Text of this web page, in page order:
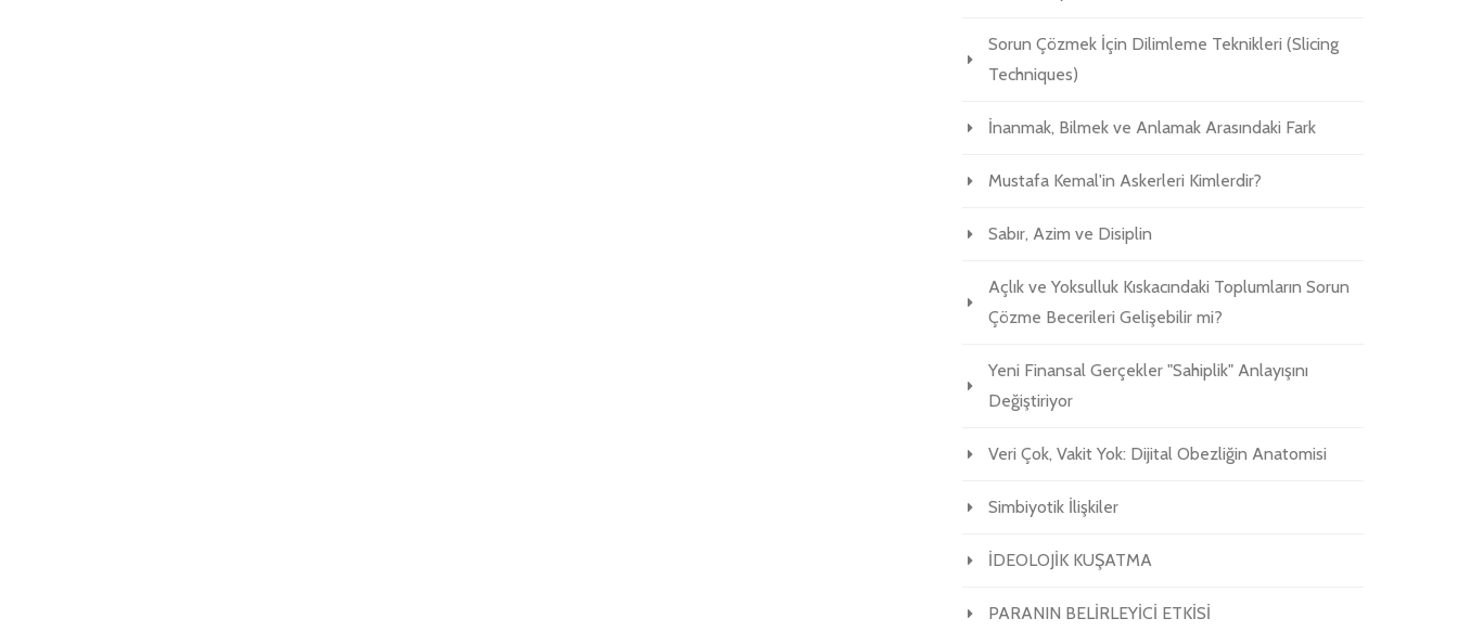
Sorun Çözmek İçin Dilimleme Teknikleri (Slicing
Techniques)
İnanmak, Bilmek ve Anlamak Arasındaki Fark
Mustafa Kemal'in Askerleri Kimlerdir?
Sabır, Azim ve Disiplin
Açlık ve Yoksulluk Kıskacındaki Toplumların Sorun
Çözme Becerileri Gelişebilir mi?
Yeni Finansal Gerçekler "Sahiplik" Anlayışını
Değiştiriyor
Veri Çok, Vakit Yok: Dijital Obezliğin Anatomisi
Simbiyotik İlişkiler
İDEOLOJİK KUŞATMA
PARANIN BELİRLEYİCİ ETKİSİ